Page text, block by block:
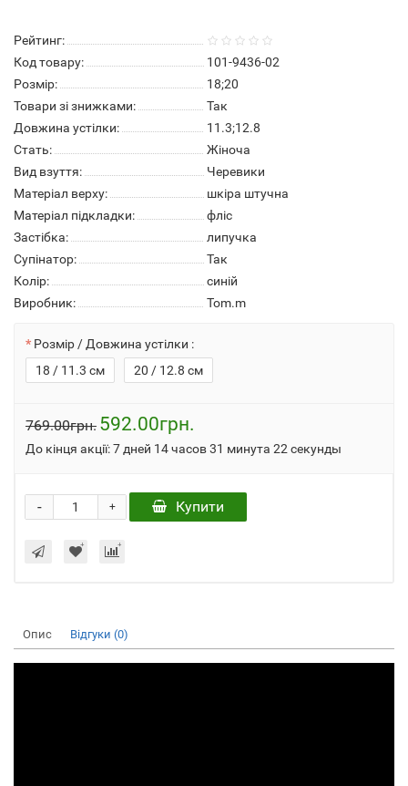
Рейтинг:
Код товару:
101-9436-02
Розмір:
18;20
Товари зі знижками:
Так
Довжина устілки:
11.3;12.8
Стать:
Жіноча
Вид взуття:
Черевики
Матеріал верху:
шкіра штучна
Матеріал підкладки:
фліс
Застібка:
липучка
Супінатор:
Так
Колір:
синій
Виробник:
Tom.m
Розмір / Довжина устілки :
18 / 11.3 см
20 / 12.8 см
769.00грн. 592.00грн.
До кінця акції:7 дней 14 часов 31 минута 22 секунды
+
- Купити
Опис Відгуки (0)